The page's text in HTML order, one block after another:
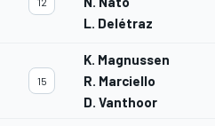
L. Delétraz
15
K. Magnussen
R. Marciello
D. Vanthoor